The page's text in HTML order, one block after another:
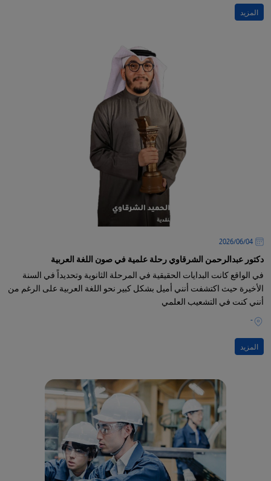
المزيد
04‏/06‏/2026
دكتور عبدالرحمن الشرقاوي رحلة علمية في صون اللغة العربية
في الواقع كانت البدايات الحقيقية في المرحلة الثانوية وتحديداً في السنة
الأخيرة حيث اكتشفت أنني أميل بشكل كبير نحو اللغة العربية على الرغم من
أنني كنت في التشعيب العلمي
-
المزيد